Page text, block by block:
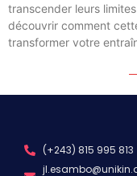
transcender leurs
découvrir comment
transformer votre
(+243) 815 995 813